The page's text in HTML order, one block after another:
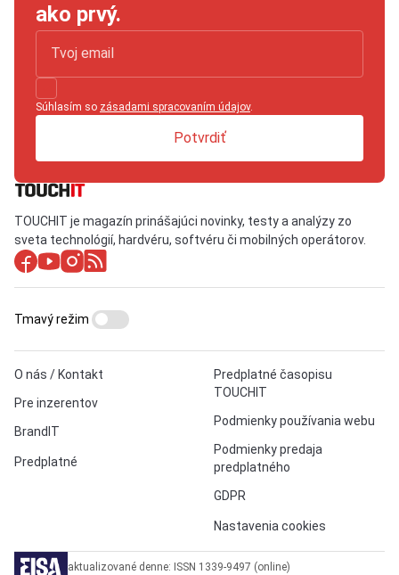
ako prvý.
Súhlasím so zásadami spracovaním údajov.
Potvrdiť
TOUCHIT je magazín prinášajúci novinky, testy a analýzy zo
sveta technológií, hardvéru, softvéru či mobilných operátorov.
O nás / Kontakt
Pre inzerentov
BrandIT
Predplatné
Predplatné časopisu
TOUCHIT
Podmienky používania webu
Podmienky predaja
predplatného
GDPR
Nastavenia cookies
Tmavý režim
aktualizované denne: ISSN 1339-9497 (online)